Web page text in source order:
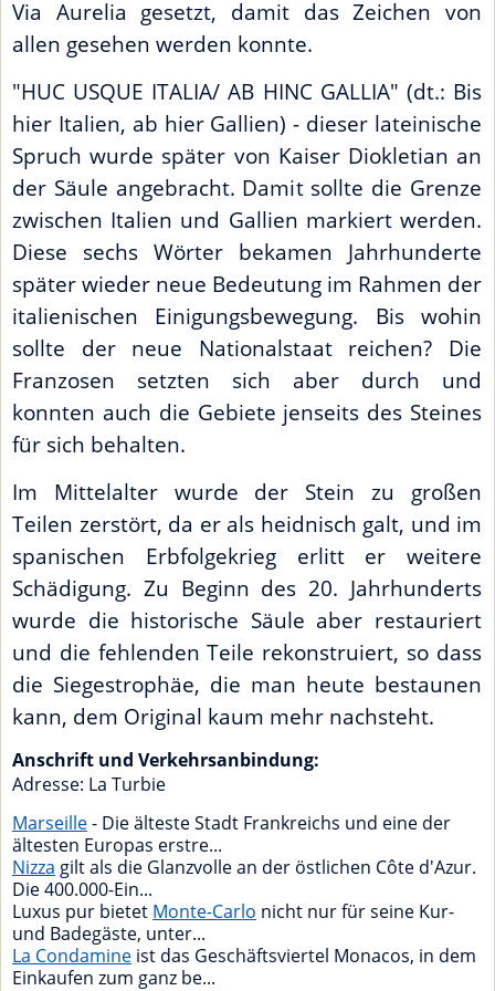
Via Aurelia gesetzt, damit das Zeichen von
allen gesehen werden konnte.
"HUC USQUE ITALIA/ AB HINC GALLIA" (dt.: Bis
hier Italien, ab hier Gallien) - dieser lateinische
Spruch wurde später von Kaiser Diokletian an
der Säule angebracht. Damit sollte die Grenze
zwischen Italien und Gallien markiert werden.
Diese sechs Wörter bekamen Jahrhunderte
später wieder neue Bedeutung im Rahmen der
italienischen Einigungsbewegung. Bis wohin
sollte der neue Nationalstaat reichen? Die
Franzosen setzten sich aber durch und
konnten auch die Gebiete jenseits des Steines
für sich behalten.
Im Mittelalter wurde der Stein zu großen
Teilen zerstört, da er als heidnisch galt, und im
spanischen Erbfolgekrieg erlitt er weitere
Schädigung. Zu Beginn des 20. Jahrhunderts
wurde die historische Säule aber restauriert
und die fehlenden Teile rekonstruiert, so dass
die Siegestrophäe, die man heute bestaunen
kann, dem Original kaum mehr nachsteht.
Anschrift und Verkehrsanbindung:
Adresse: La Turbie
Marseille- Die älteste Stadt Frankreichs und eine der
ältesten Europas erstre...
Nizza gilt als die Glanzvolle an der östlichen Côte d'Azur.
Die 400.000-Ein...
Luxus pur bietet Monte-Carlo nicht nur für seine Kur-
und Badegäste, unter...
La Condamine ist das Geschäftsviertel Monacos, in dem
Einkaufen zum ganz be...